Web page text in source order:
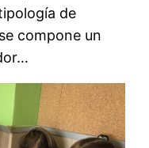
de
compone un